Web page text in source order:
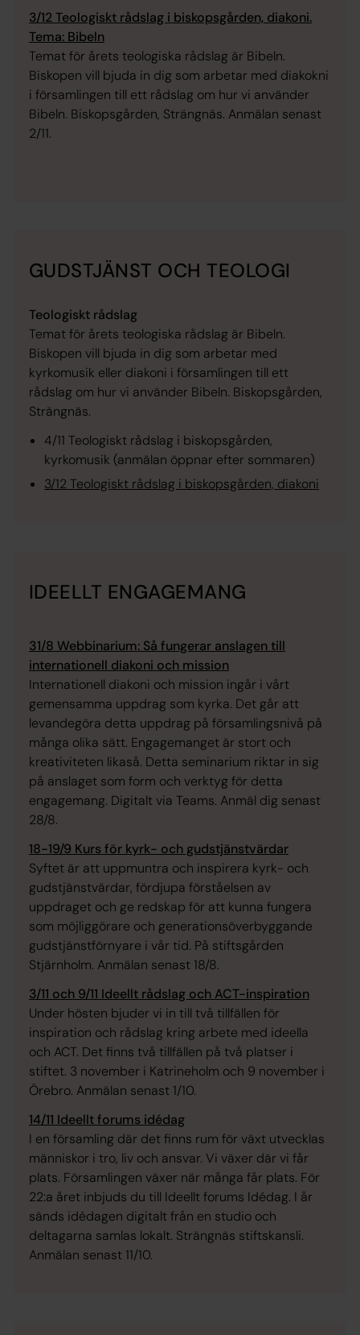
3/12 Teologiskt rådslag i biskopsgården, diakoni.
Tema: Bibeln
Temat för årets teologiska rådslag är Bibeln.
Biskopen vill bjuda in dig som arbetar med diakokni
i församlingen till ett rådslag om hur vi använder
Bibeln. Biskopsgården, Strängnäs. Anmälan senast
2/11.
GUDSTJÄNST OCH TEOLOGI
Teologiskt rådslag
Temat för årets teologiska rådslag är Bibeln.
Biskopen vill bjuda in dig som arbetar med
kyrkomusik eller diakoni i församlingen till ett
rådslag om hur vi använder Bibeln. Biskopsgården,
Strängnäs.
4/11 Teologiskt rådslag i biskopsgården,
kyrkomusik (anmälan öppnar efter sommaren)
3/12 Teologiskt rådslag i biskopsgården, diakoni
IDEELLT ENGAGEMANG
31/8 Webbinarium: Så fungerar anslagen till
internationell diakoni och mission
Internationell diakoni och mission ingår i vårt
gemensamma uppdrag som kyrka. Det går att
levandegöra detta uppdrag på församlingsnivå på
många olika sätt. Engagemanget är stort och
kreativiteten likaså. Detta seminarium riktar in sig
på anslaget som form och verktyg för detta
engagemang. Digitalt via Teams. Anmäl dig senast
28/8.
18-19/9 Kurs för kyrk- och gudstjänstvärdar
Syftet är att uppmuntra och inspirera kyrk- och
gudstjänstvärdar, fördjupa förståelsen av
uppdraget och ge redskap för att kunna fungera
som möjliggörare och generationsöverbyggande
gudstjänstförnyare i vår tid. På stiftsgården
Stjärnholm. Anmälan senast 18/8.
3/11 och 9/11 Ideellt rådslag och ACT-inspiration
Under hösten bjuder vi in till två tillfällen för
inspiration och rådslag kring arbete med ideella
och ACT. Det finns två tillfällen på två platser i
stiftet. 3 november i Katrineholm och 9 november i
Örebro. Anmälan senast 1/10.
14/11 Ideellt forums idédag
I en församling där det finns rum för växt utvecklas
människor i tro, liv och ansvar. Vi växer där vi får
plats. Församlingen växer när många får plats. För
22:a året inbjuds du till Ideellt forums Idédag. I år
sänds idédagen digitalt från en studio och
deltagarna samlas lokalt. Strängnäs stiftskansli.
Anmälan senast 11/10.